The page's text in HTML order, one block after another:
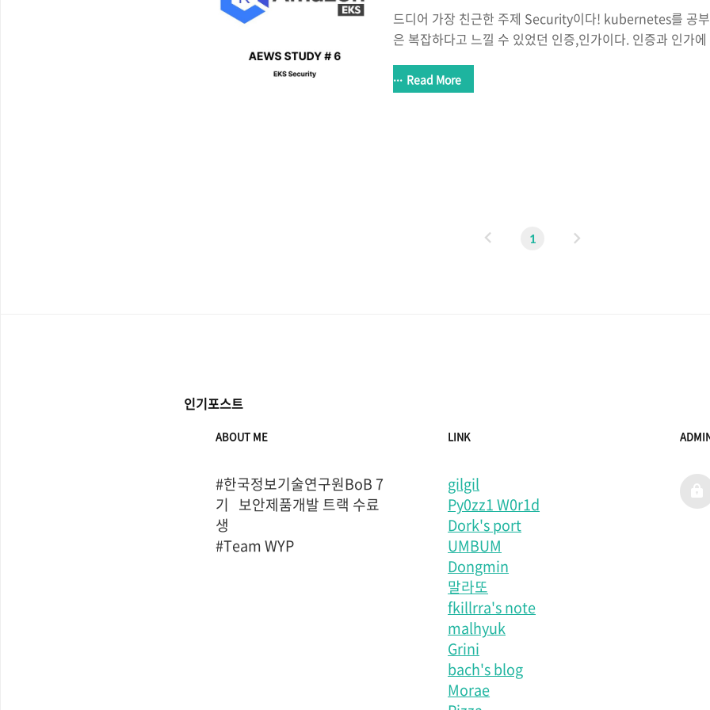
드디어 가장 친근한 주제 Security이다! kubernetes를 공
은 복잡하다고 느낄 수 있었던 인증,인가이다. 인증과 인가
kubernetes인 EKS에서 인증과 인가는 하나의 플랫폼에서
Read More
1
다
인기포스트
ABOUT ME
#한국정보기술연구원BoB 7
기   보안제품개발 트랙 수료
생
#Team WYP
LINK
gilgil
Py0zz1 W0r1d
Dork's port
UMBUM
Dongmin
말라또
fkillrra's note
malhyuk
Grini
bach's blog
Morae